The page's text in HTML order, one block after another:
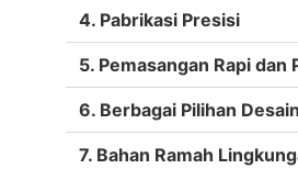
4. Pabrikasi Presisi
5. Pemasangan Rapi dan
6. Berbagai Pilihan Desain
7. Bahan Ramah